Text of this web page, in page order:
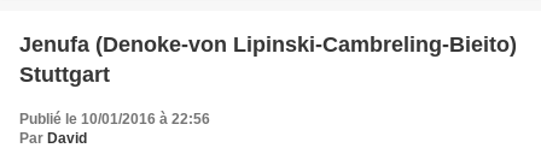
Jenufa (Denoke-von Lipinski-Cambreling-Bieito)
Stuttgart
Publié le 10/01/2016 à 22:56
Par David